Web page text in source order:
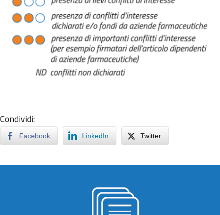
Condividi:
Facebook LinkedIn Twitter